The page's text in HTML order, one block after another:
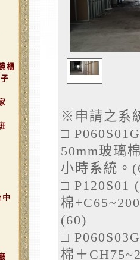
櫃
※申請之系
□
50mm玻璃
小時系統。
□ P120S01
棉
(60)
□
棉＋